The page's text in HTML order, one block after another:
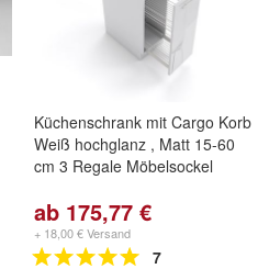
Küchenschrank mit Cargo Korb
Weiß hochglanz , Matt 15-60
cm 3 Regale Möbelsockel
ab 175,77 €
+ 18,00 € Versand
7